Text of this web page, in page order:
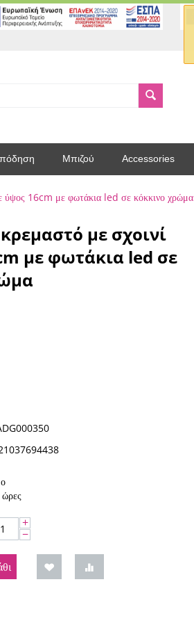
Μπιζού Accessories
ύψος 16cm με φωτάκια led σε κόκκινο χρώμα
με σχοινί
με φωτάκια led σε
+
−